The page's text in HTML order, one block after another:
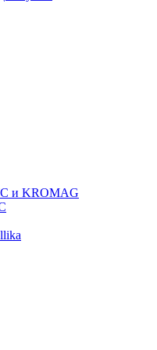
и KROMAG